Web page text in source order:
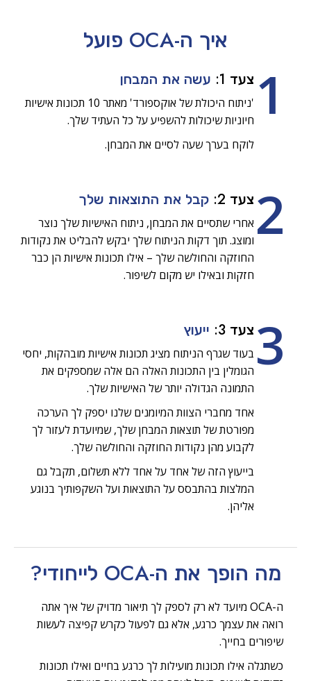
איך ה-OCA פועל
1 צעד 1: עשה את המבחן
'ניתוח היכולת של אוקספורד' מאתר 10 תכונות אישיות
חיוניות שיכולות להשפיע על כל העתיד שלך.
לוקח בערך שעה לסיים את המבחן.
2 צעד 2: קבל את התוצאות שלך
אחרי שתסיים את המבחן, ניתוח האישיות שלך נוצר
ומוצג. תוך דקות הניתוח שלך יבקש להבליט את נקודות
החוזקה והחולשה שלך – אילו תכונות אישיות הן כבר
חזקות ובאילו יש מקום לשיפור.
3 צעד 3: ייעוץ
בעוד שגרף הניתוח מציג תכונות אישיות מובהקות, יחסי
הגומלין בין התכונות האלה הם אלה שמספקים את
התמונה הגדולה יותר של האישיות שלך.
אחד מחברי הצוות המיומנים שלנו יספק לך הערכה
מפורטת של תוצאות המבחן שלך, שמיועדת לעזור לך
לקבוע מהן נקודות החוזקה והחולשה שלך.
בייעוץ הזה של אחד על אחד ללא תשלום, תקבל גם
המלצות בהתבסס על התוצאות ועל השקפותיך בנוגע
אליהן.
מה הופך את ה-OCA לייחודי?
ה-OCA מיועד לא רק לספק לך תיאור מדויק של איך אתה
רואה את עצמך כרגע, אלא גם לפעול כקרש קפיצה לעשות
שיפורים בחייך.
כשתגלה אילו תכונות מועילות לך כרגע בחיים ואילו תכונות